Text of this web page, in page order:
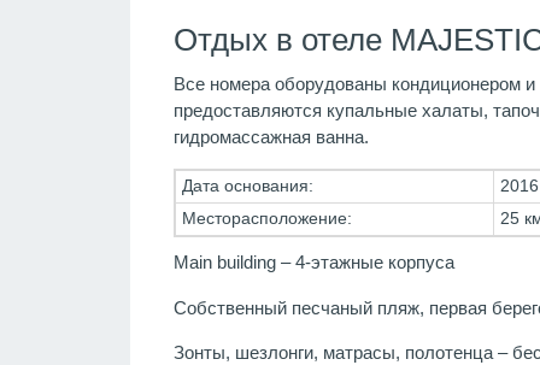
Отдых в отеле
Все номера оборудованы кондиционером
предоставляются купальные халаты,
гидромассажная ванна.
Дата основания:
2016
Месторасположение:
25
Main building – 4-этажные корпуса
Собственный песчаный пляж, первая
Зонты, шезлонги, матрасы, полотенца –